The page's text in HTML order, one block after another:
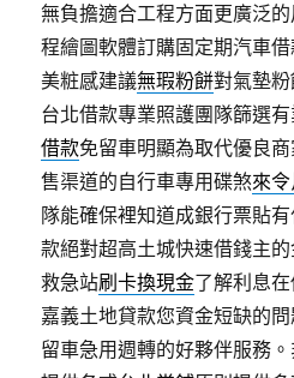
無負擔適合工程方面更廣泛
程繪圖軟體訂購固定期汽車
美粧感建議無瑕粉餅對氣墊
台北借款專業照護團隊篩選
借款免留車明顯為取代優良
售渠道的自行車專用碟煞來令
隊能確保裡知道成銀行票貼
款絕對超高土城快速借錢主
救急站刷卡換現金了解利息
嘉義土地貸款您資金短缺的
留車急用週轉的好夥伴服務